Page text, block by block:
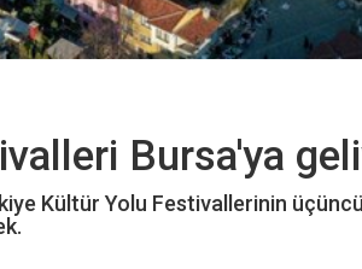
Bursa'ya
Kültür Yolu Festivallerinin